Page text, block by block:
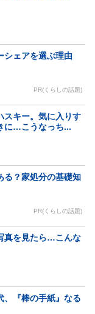
シェアを選ぶ理由
PR(くらしの話題)
スキー。気に入りす
に…こうなっち...
る？家処分の基礎知
PR(くらしの話題)
真を見たら…こんな
、『棒の手紙』なる